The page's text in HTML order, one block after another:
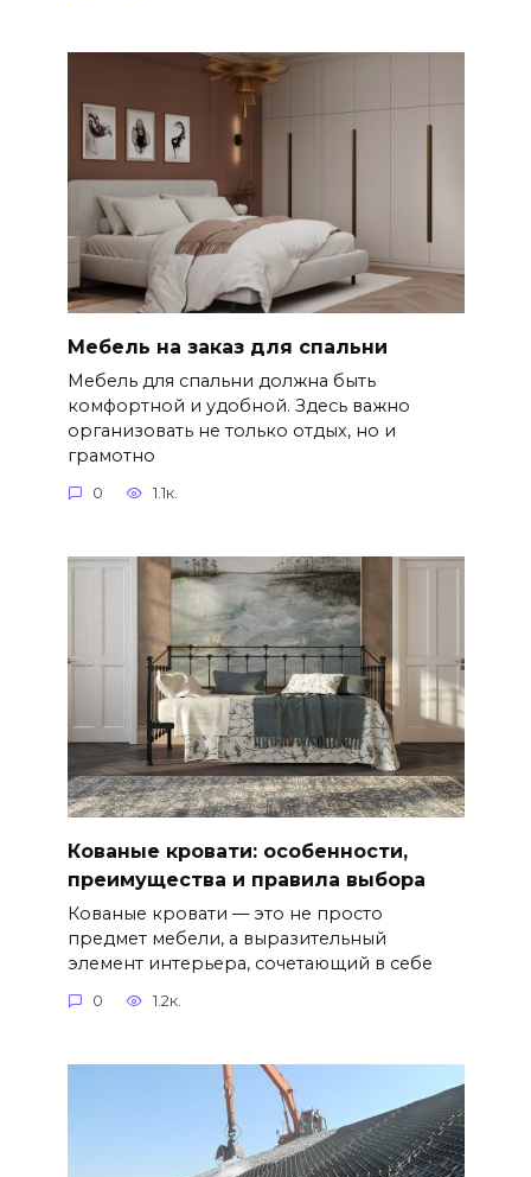
Мебель на заказ для спальни
Мебель для спальни должна быть
комфортной и удобной. Здесь важно
организовать не только отдых, но и
грамотно
0 1.1к.
Кованые кровати: особенности,
преимущества и правила выбора
Кованые кровати — это не просто
предмет мебели, а выразительный
элемент интерьера, сочетающий в себе
0 1.2к.